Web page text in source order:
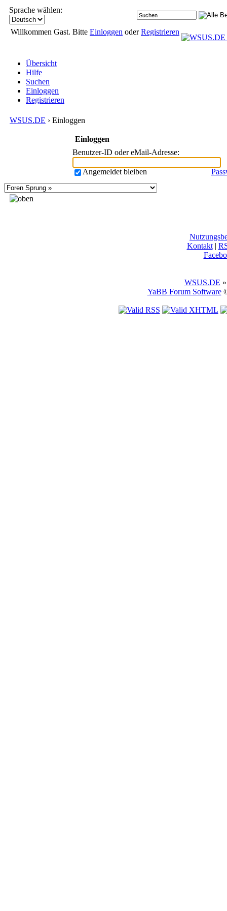
Sprache wählen:
Willkommen Gast. Bitte Einloggen oderRegistrieren
Übersicht
Hilfe
Suchen
Einloggen
Registrieren
WSUS.DE › Einloggen
Einloggen
Benutzer-ID oder eMail-Adresse:
Angemeldet bleiben
Kontakt|
WSUS.DE
YaBB Forum Software©